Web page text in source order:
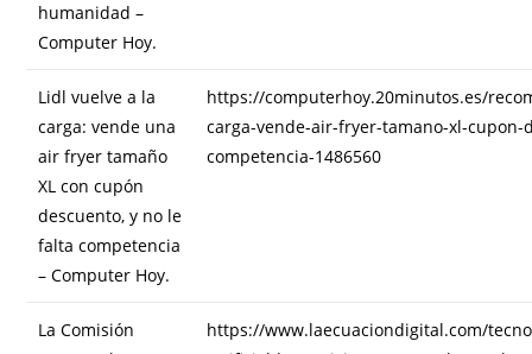
humanidad –
Computer Hoy.
Lidl vuelve a la
carga: vende una
air fryer tamaño
XL con cupón
descuento, y no le
falta competencia
– Computer Hoy.
https://computerhoy.20minutos.es/
carga-vende-air-fryer-tamano-xl-cupon-
competencia-1486560
La Comisión
https://www.laecuaciondigital.com/